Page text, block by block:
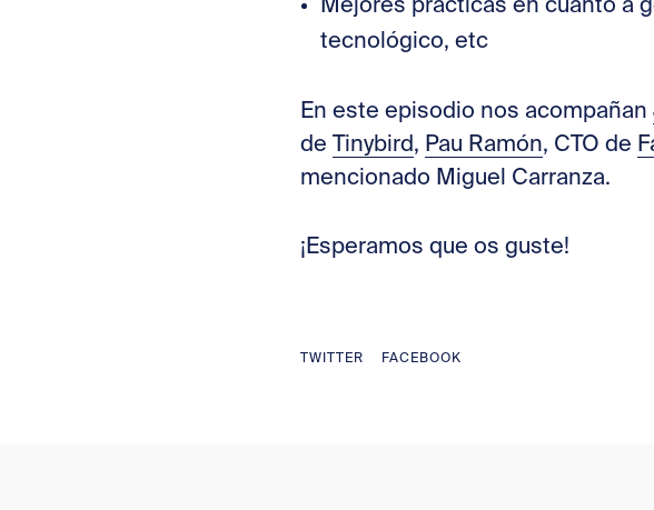
Mejores prácticas en cuanto a
tecnológico, etc
En este episodio nos acompañan
de Tinybird, Pau Ramón, CTO de
mencionado Miguel Carranza.
¡Esperamos que os guste!
TWITTER FACEBOOK